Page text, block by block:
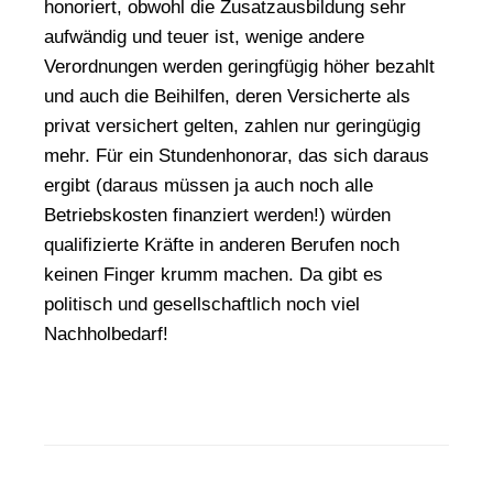
honoriert, obwohl die Zusatzausbildung sehr
aufwändig und teuer ist, wenige andere
Verordnungen werden geringfügig höher bezahlt
und auch die Beihilfen, deren Versicherte als
privat versichert gelten, zahlen nur geringügig
mehr. Für ein Stundenhonorar, das sich daraus
ergibt (daraus müssen ja auch noch alle
Betriebskosten finanziert werden!) würden
qualifizierte Kräfte in anderen Berufen noch
keinen Finger krumm machen. Da gibt es
politisch und gesellschaftlich noch viel
Nachholbedarf!